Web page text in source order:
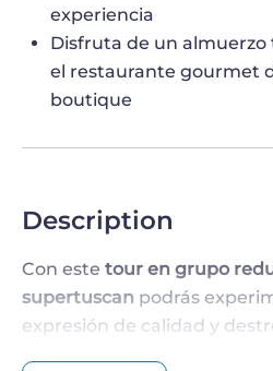
experiencia
Disfruta de un
el restaurante gourmet
boutique
Description
Con este tour en grupo
supertuscan podrás
expresión de calidad y